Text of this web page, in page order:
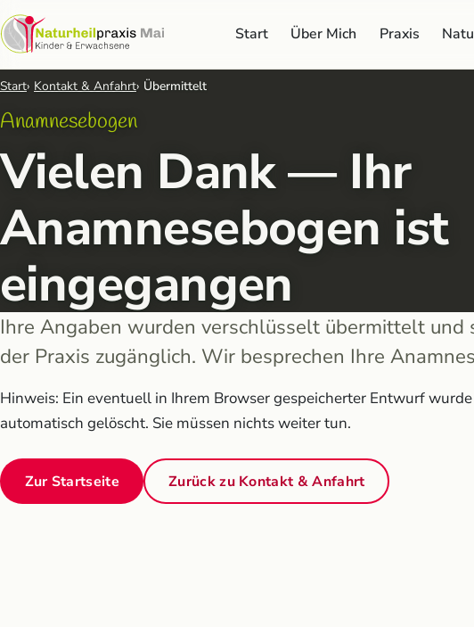
Start Über Mich Praxis
Start Kontakt & Anfahrt Übermittelt
Anamnesebogen
Vielen Dank — Ihr
Anamnesebogen ist
eingegangen
Ihre Angaben wurden verschlüsselt übermittelt und
der Praxis zugänglich. Wir besprechen Ihre
Hinweis: Ein eventuell in Ihrem Browser gespeicherter Entwurf
automatisch gelöscht. Sie müssen nichts weiter tun.
Zur Startseite Zurück zu Kontakt & Anfahrt